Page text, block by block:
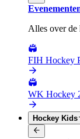
Alles over de
FIH Hockey
WK Hockey
Hockey Kids